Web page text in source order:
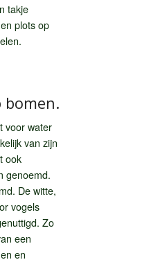
takje
plots op
voor water
van zijn
ook
genoemd.
De witte,
vogels
Zo
een
en